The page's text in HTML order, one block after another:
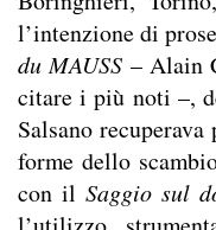
l’intenzione di
du MAUSS – Alain
citare i più noti –,
Salsano
forme dello
con ilSaggio sul